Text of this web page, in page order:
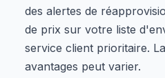
des alertes de
de prix sur votre liste
service client prioritaire.
avantages peut varier.